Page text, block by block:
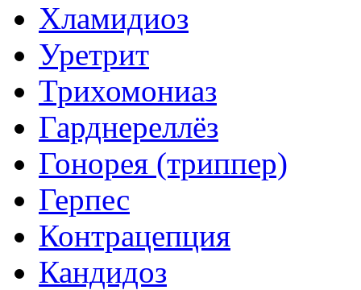
Хламидиоз
Уретрит
Трихомониаз
Гарднереллёз
Гонорея (триппер)
Герпес
Контрацепция
Кандидоз